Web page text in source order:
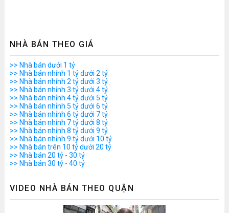
NHÀ BÁN THEO GIÁ
>> Nhà bán dưới 1 tỷ
>> Nhà bán nhỉnh 1 tỷ dưới 2 tỷ
>> Nhà bán nhỉnh 2 tỷ dưới 3 tỷ
>> Nhà bán nhỉnh 3 tỷ dưới 4 tỷ
>> Nhà bán nhỉnh 4 tỷ dưới 5 tỷ
>> Nhà bán nhỉnh 5 tỷ dưới 6 tỷ
>> Nhà bán nhỉnh 6 tỷ dưới 7 tỷ
>> Nhà bán nhỉnh 7 tỷ dưới 8 tỷ
>> Nhà bán nhỉnh 8 tỷ dưới 9 tỷ
>> Nhà bán nhỉnh 9 tỷ dưới 10 tỷ
>> Nhà bán trên 10 tỷ dưới 20 tỷ
>> Nhà bán 20 tỷ - 30 tỷ
>> Nhà bán 30 tỷ - 40 tỷ
VIDEO NHÀ BÁN THEO QUẬN